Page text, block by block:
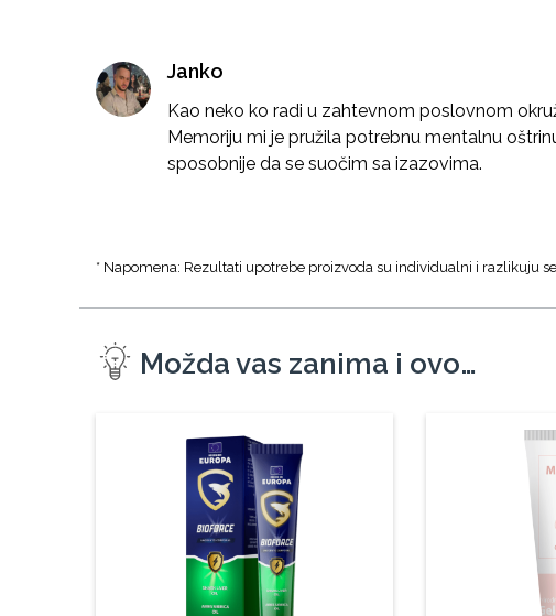
Janko
Kao neko ko radi u zahtevnom poslovnom
Memoriju mi je pružila potrebnu mentalnu
sposobnije da se suočim sa izazovima.
* Napomena: Rezultati upotrebe proizvoda su individualni i razlikuju
Možda vas zanima i ovo…